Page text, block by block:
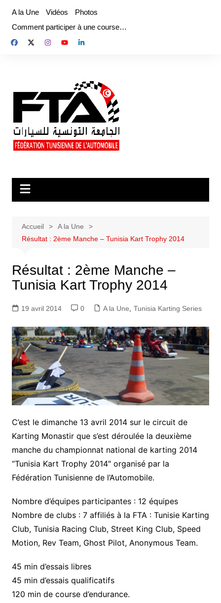
contenu
A la Une Vidéos
Photos
Comment participer à une course…
Accueil
A la Une
Résultat : 2ème Manche – Tunisia Kart Trophy 2014
Résultat : 2ème Manche –
Tunisia Kart Trophy 2014
19 avril 2014 0 A la Une Tunisia Karting Series
C’est le dimanche 13 avril 2014 sur le circuit de
Karting Monastir que s’est déroulée la deuxième
manche du championnat national de karting 2014
“Tunisia Kart Trophy 2014″ organisé par la
Fédération Tunisienne de l’Automobile.
Nombre d’équipes participantes : 12 équipes
Nombre de clubs : 7 affiliés à la FTA : Tunisie Karting
Club, Tunisia Racing Club, Street King Club, Speed
Motion, Rev Team, Ghost Pilot, Anonymous Team.
45 min d’essais libres
45 min d’essais qualificatifs
120 min de course d’endurance.